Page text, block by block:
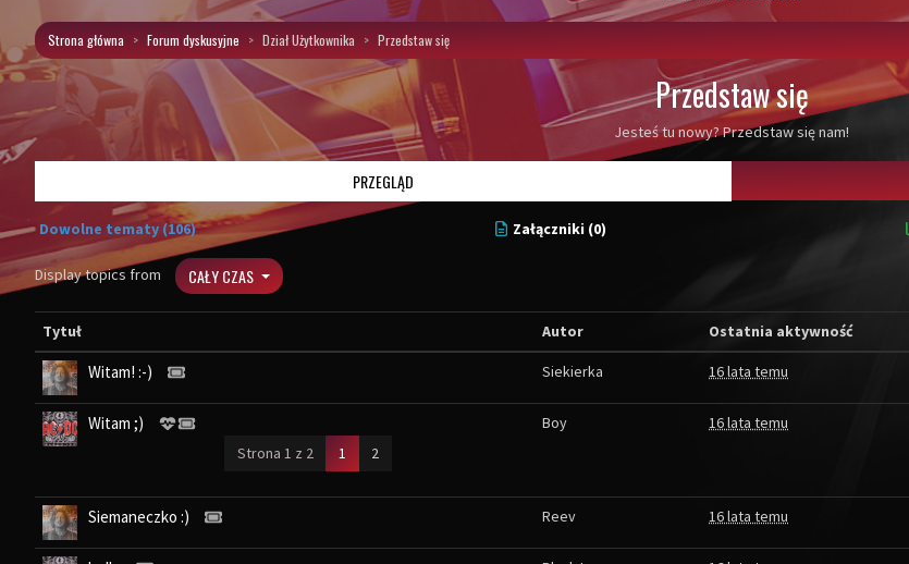
Strona główna Forum dyskusyjne Dział Użytkownika Przedstaw się
Przedstaw się
Jesteś tu nowy? Przedstaw się nam!
PRZEGLĄD
Dowolne tematy (106) Załączniki (0)
Display topics from CAŁY CZAS
Tytuł Autor Ostatnia aktywność
Witam! :-) Siekierka 16 lata temu
Witam ;)
Strona 1 z 2 1 (current)
2
Boy 16 lata temu
Siemaneczko :) Reev 16 lata temu